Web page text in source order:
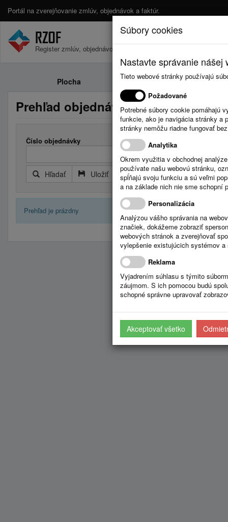
Portál na zverejňovanie zmlúv, objednávok a faktúr.
Register zmlúv, objednávok a faktúr.
Plocha Zmluvy
Prehľad objednávok
Číslo objednávky
Hľadať Uložiť Reset Rozšírený filter
Prehľad je prázdny
Súbory cookies
Nastavte správanie
Tieto webové stránky používajú
Požadované
Potrebné súbory cookie pomáhajú
funkcie, ako je navigácia stránky a
stránky nemôžu riadne fungovať
Analytika
Okrem využitia v obchodnej
používate našu webovú stránku,
spĺňajú svoju funkciu a sú veľmi
a na základe nich nie sme schopní
Personalizácia
Analýzou vášho správania na
značiek, dokážeme zobraziť
webových stránok a zverejňovať
vylepšenie existujúcich systémov
Reklama
Vyjadrením súhlasu s týmito
záujmom. S ich pomocou budú
schopné správne upravovať
Akceptovať všetko